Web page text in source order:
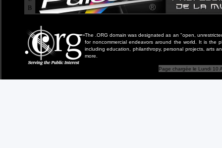
B
The .ORG domain was designated as an "open,
for noncommercial endeavors around the world. It is the
including education, philanthropy, personal projects, arts
more.
Page chargée le Lundi 10